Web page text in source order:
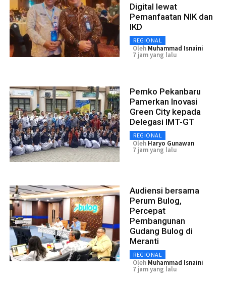
Digital lewat
Pemanfaatan NIK dan
IKD
REGIONAL
Oleh Muhammad Isnaini
7 jam yang lalu
Pemko Pekanbaru
Pamerkan Inovasi
Green City kepada
Delegasi IMT-GT
REGIONAL
Oleh Haryo Gunawan
7 jam yang lalu
Audiensi bersama
Perum Bulog,
Percepat
Pembangunan
Gudang Bulog di
Meranti
REGIONAL
Oleh Muhammad Isnaini
7 jam yang lalu